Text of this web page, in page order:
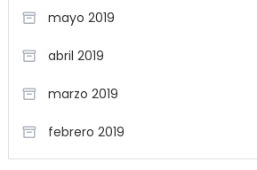
mayo 2019
abril 2019
marzo 2019
febrero 2019